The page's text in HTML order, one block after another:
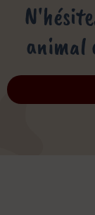
animal